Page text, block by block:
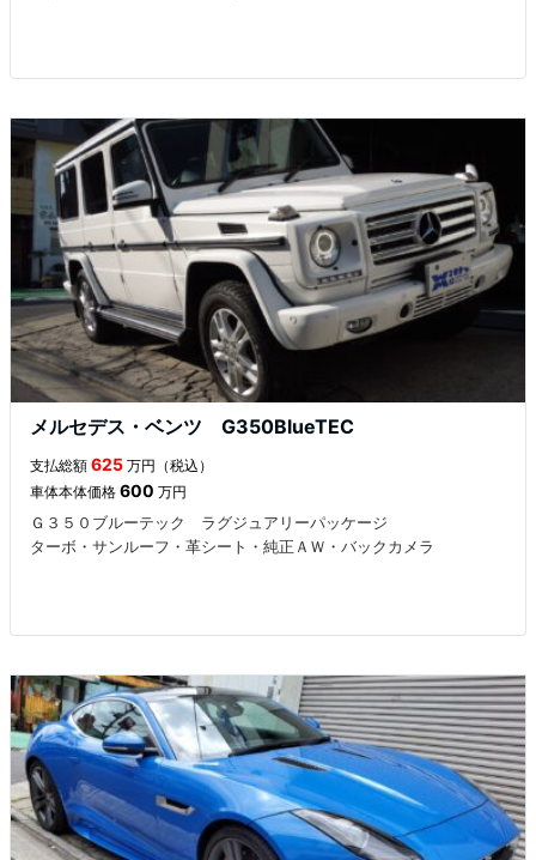
メルセデス・ベンツ G350BlueTEC
支払総額 625 万円（税込）
車体本体価格 600 万円
Ｇ３５０ブルーテック ラグジュアリーパッケージ
ターボ・サンルーフ・革シート・純正ＡＷ・バックカメラ